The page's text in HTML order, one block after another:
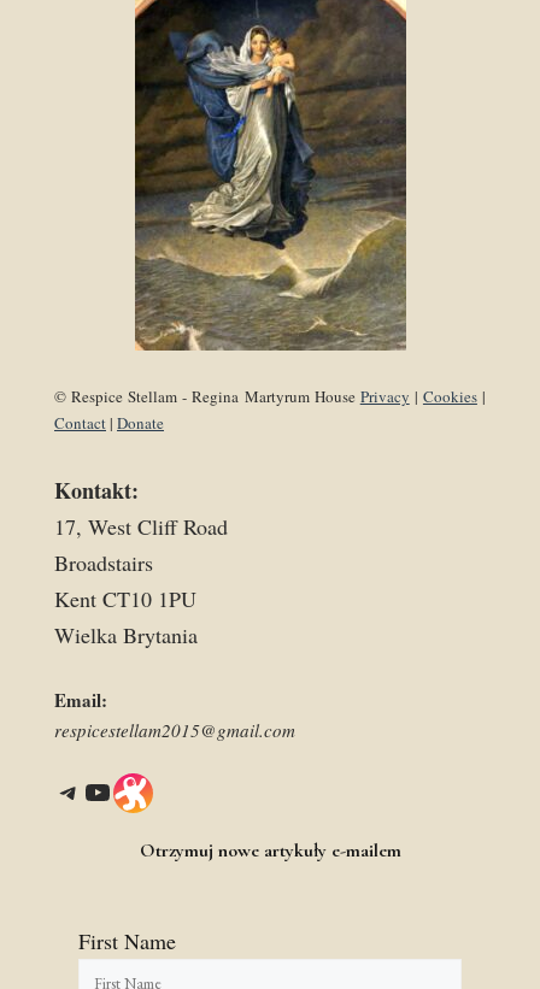
© Respice Stellam - Regina Martyrum House Privacy | Cookies|
Contact| Donate
Kontakt:
17, West Cliff Road
Broadstairs
Kent CT10 1PU
Wielka Brytania
Email:
respicestellam2015@gmail.com
Telegram YouTube Link
Otrzymuj nowe artykuły e-mailem
First Name